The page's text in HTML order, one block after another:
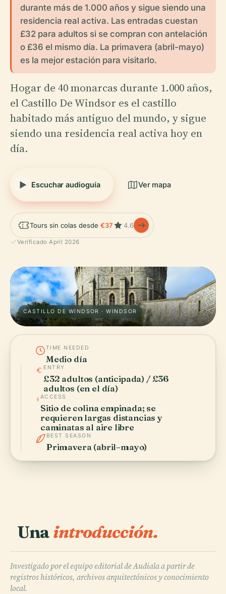
durante más de 1.000 años y sigue siendo una
residencia real activa. Las entradas cuestan
£32 para adultos si se compran con antelación
o £36 el mismo día. La primavera (abril-mayo)
es la mejor estación para visitarlo.
Hogar de 40 monarcas durante 1.000 años,
el Castillo De Windsor es el castillo
habitado más antiguo del mundo, y sigue
siendo una residencia real activa hoy en
día.
Escuchar audioguía Ver mapa
Tours sin colas desde €37 4.6
Verificado April 2026
CASTILLO DE WINDSOR · WINDSOR
TIME NEEDED
Medio día
ENTRY
£32 adultos (anticipada) / £36
adultos (en el día)
ACCESS
Sitio de colina empinada; se
requieren largas distancias y
caminatas al aire libre
BEST SEASON
Primavera (abril–mayo)
Unaintroducción.
Investigado por el equipo editorial de Audiala a partir de
registros históricos, archivos arquitectónicos y conocimiento
local.